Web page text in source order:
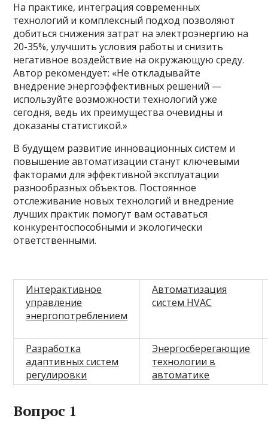
На практике, интеграция современных
технологий и комплексный подход позволяют
добиться снижения затрат на электроэнергию на
20-35%, улучшить условия работы и снизить
негативное воздействие на окружающую среду.
Автор рекомендует: «Не откладывайте
внедрение энергоэффективных решений —
используйте возможности технологий уже
сегодня, ведь их преимущества очевидны и
доказаны статистикой.»
В будущем развитие инновационных систем и
повышение автоматизации станут ключевыми
факторами для эффективной эксплуатации
разнообразных объектов. Постоянное
отслеживание новых технологий и внедрение
лучших практик помогут вам оставаться
конкурентоспособными и экологически
ответственными.
Интерактивное
управление
энергопотреблением
Автоматизация
систем HVAC
Разработка
адаптивных систем
регулировки
Энергосберегающие
технологии в
автоматике
Вопрос 1